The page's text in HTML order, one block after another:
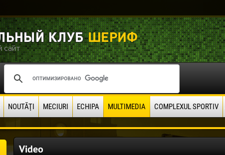
NOUTĂŢI MECIURI ECHIPA MULTIMEDIA COMPLEXUL SPORTIV
Video